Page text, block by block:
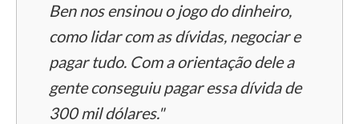
Ben nos ensinou o jogo do dinheiro,
como lidar com as dívidas, negociar e
pagar tudo. Com a orientação dele a
gente conseguiu pagar essa dívida de
300 mil dólares."